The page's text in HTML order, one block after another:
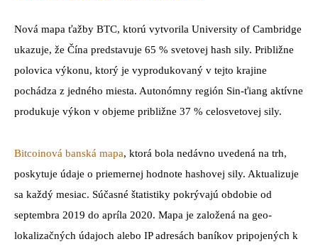
Nová mapa ťažby BTC, ktorú vytvorila University of Cambridge
ukazuje, že Čína predstavuje 65 % svetovej hash sily. Približne
polovica výkonu, ktorý je vyprodukovaný v tejto krajine
pochádza z jedného miesta. Autonómny región Sin-ťiang aktívne
produkuje výkon v objeme približne 37 % celosvetovej sily.
Bitcoinová banská mapa, ktorá bola nedávno uvedená na trh,
poskytuje údaje o priemernej hodnote hashovej sily. Aktualizuje
sa každý mesiac. Súčasné štatistiky pokrývajú obdobie od
septembra 2019 do apríla 2020. Mapa je založená na geo-
lokalizačných údajoch alebo IP adresách baníkov pripojených k